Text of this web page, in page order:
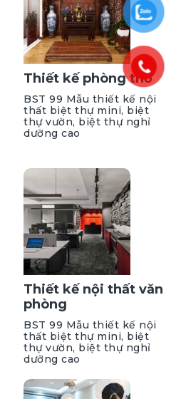
Thiết kế phòng thờ
BST 99 Mẫu thiết kế nội
thất biệt thự mini, biệt
thự vườn, biệt thự nghỉ
dưỡng cao
Thiết kế nội thất văn
phòng
BST 99 Mẫu thiết kế nội
thất biệt thự mini, biệt
thự vườn, biệt thự nghỉ
dưỡng cao